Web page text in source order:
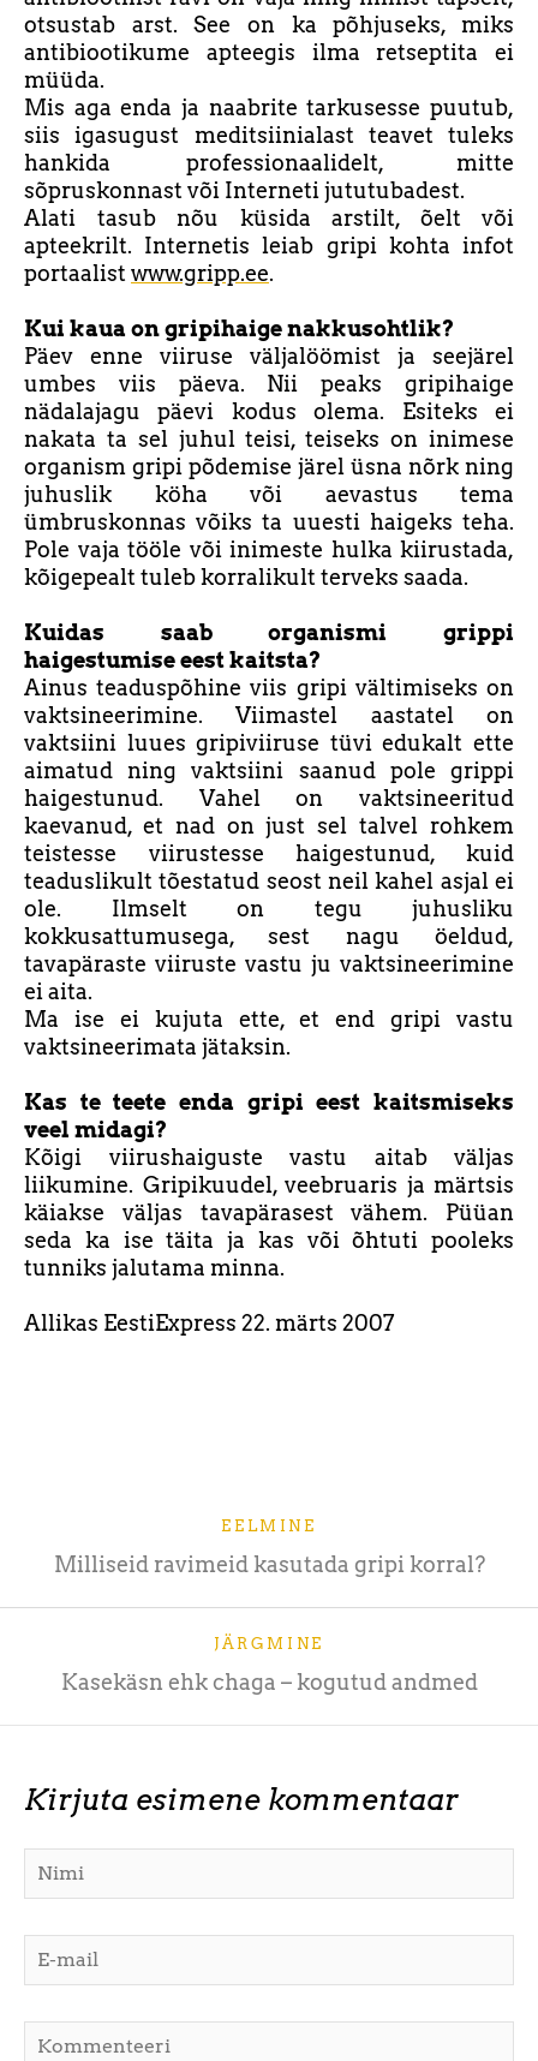
otsustab arst. See on ka põhjuseks, miks
antibiootikume apteegis ilma retseptita ei
müüda.
Mis aga enda ja naabrite tarkusesse puutub,
siis igasugust meditsiinialast teavet tuleks
hankida professionaalidelt, mitte
sõpruskonnast või Interneti jututubadest.
Alati tasub nõu küsida arstilt, õelt või
apteekrilt. Internetis leiab gripi kohta infot
portaalist www.gripp.ee.
Kui kaua on gripihaige nakkusohtlik?
Päev enne viiruse väljalöömist ja seejärel
umbes viis päeva. Nii peaks gripihaige
nädalajagu päevi kodus olema. Esiteks ei
nakata ta sel juhul teisi, teiseks on inimese
organism gripi põdemise järel üsna nõrk ning
juhuslik köha või aevastus tema
ümbruskonnas võiks ta uuesti haigeks teha.
Pole vaja tööle või inimeste hulka kiirustada,
kõigepealt tuleb korralikult terveks saada.
Kuidas saab organismi grippi
haigestumise eest kaitsta?
Ainus teaduspõhine viis gripi vältimiseks on
vaktsineerimine. Viimastel aastatel on
vaktsiini luues gripiviiruse tüvi edukalt ette
aimatud ning vaktsiini saanud pole grippi
haigestunud. Vahel on vaktsineeritud
kaevanud, et nad on just sel talvel rohkem
teistesse viirustesse haigestunud, kuid
teaduslikult tõestatud seost neil kahel asjal ei
ole. Ilmselt on tegu juhusliku
kokkusattumusega, sest nagu öeldud,
tavapäraste viiruste vastu ju vaktsineerimine
ei aita.
Ma ise ei kujuta ette, et end gripi vastu
vaktsineerimata jätaksin.
Kas te teete enda gripi eest kaitsmiseks
veel midagi?
Kõigi viirushaiguste vastu aitab väljas
liikumine. Gripikuudel, veebruaris ja märtsis
käiakse väljas tavapärasest vähem. Püüan
seda ka ise täita ja kas või õhtuti pooleks
tunniks jalutama minna.
Allikas EestiExpress 22. märts 2007
EELMINE
Milliseid ravimeid kasutada gripi korral?
JÄRGMINE
Kasekäsn ehk chaga – kogutud andmed
Kirjuta esimene kommentaar